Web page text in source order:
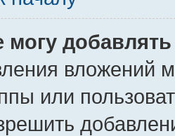
могу
вложений
или